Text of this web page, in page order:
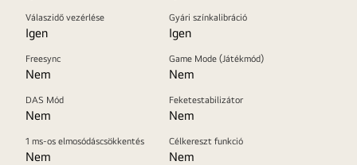
Válaszidő vezérlése
Igen
Gyári színkalibráció
Igen
Freesync
Nem
Game Mode (Játékmód)
Nem
DAS Mód
Nem
Feketestabilizátor
Nem
1 ms-os elmosódáscsökkentés
Nem
Célkereszt funkció
Nem